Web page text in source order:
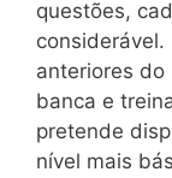
questões,
considerável.
anteriores do
banca e
pretende
nível mais